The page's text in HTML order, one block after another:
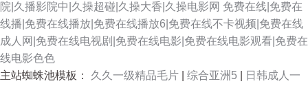
院|久播影院中|久操超碰|久操大香|久操电影网 免费在线|免费在
线播|免费在线播放|免费在线播放6|免费在线不卡视频|免费在线
成人网|免费在线电视剧|免费在线电影|免费在线电影观看|免费在
线电影色色
主站蜘蛛池模板： 久久一级精品毛片 综合亚洲5
日韩成人一